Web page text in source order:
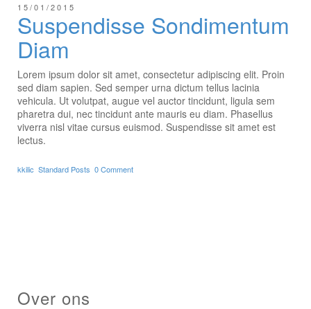
15/01/2015
Suspendisse Sondimentum
Diam
Lorem ipsum dolor sit amet, consectetur adipiscing elit. Proin
sed diam sapien. Sed semper urna dictum tellus lacinia
vehicula. Ut volutpat, augue vel auctor tincidunt, ligula sem
pharetra dui, nec tincidunt ante mauris eu diam. Phasellus
viverra nisl vitae cursus euismod. Suspendisse sit amet est
lectus.
kkilic Standard Posts 0 Comment
Over ons